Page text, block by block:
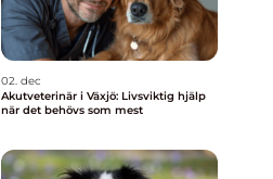
02. dec
Akutveterinär i Växjö: Livsviktig hjälp
när det behövs som mest